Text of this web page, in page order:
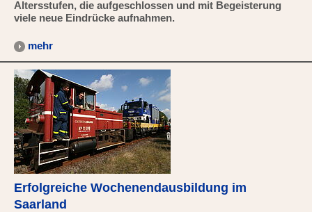
Altersstufen, die aufgeschlossen und mit Begeisterung
viele neue Eindrücke aufnahmen.
mehr
Erfolgreiche Wochenendausbildung im
Saarland